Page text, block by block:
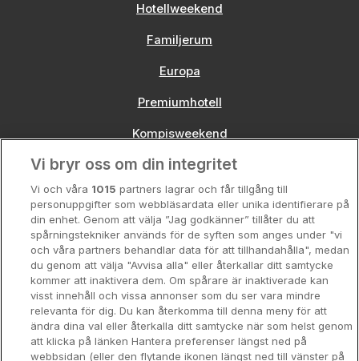
Hotellweekend
Familjerum
Europa
Premiumhotell
Kompisweekend
Storstadsweekend
Hotellrum under 995 kr
Spahotell
Sydsverige
Om Hotellpremien
Nya hotell
Stadsweekend
Vi bryr oss om din integritet
Vi och våra 1015 partners lagrar och får tillgång till
personuppgifter som webbläsardata eller unika identifierare på
din enhet. Genom att välja ”Jag godkänner” tillåter du att
spårningstekniker används för de syften som anges under "vi
och våra partners behandlar data för att tillhandahålla", medan
du genom att välja "Avvisa alla" eller återkallar ditt samtycke
kommer att inaktivera dem. Om spårare är inaktiverade kan
visst innehåll och vissa annonser som du ser vara mindre
relevanta för dig. Du kan återkomma till denna meny för att
ändra dina val eller återkalla ditt samtycke när som helst genom
att klicka på länken Hantera preferenser längst ned på
webbsidan (eller den flytande ikonen längst ned till vänster på